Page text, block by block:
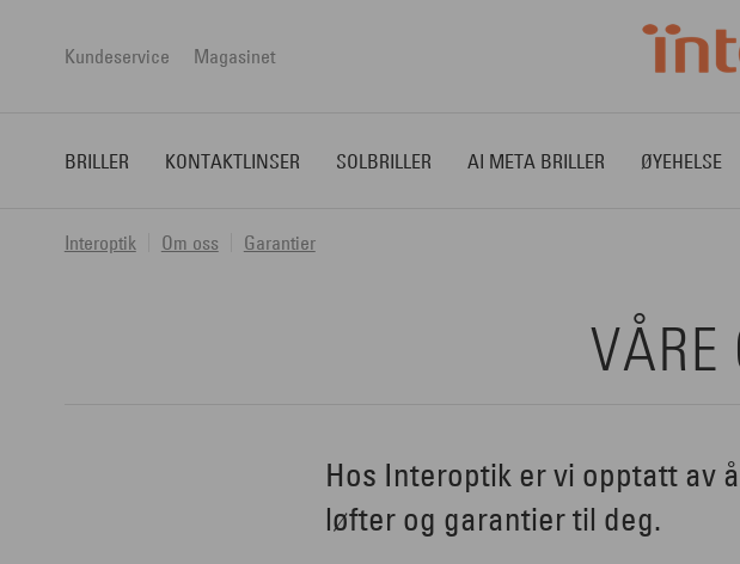
Kundeservice Magasinet
BRILLER KONTAKTLINSER SOLBRILLER AI META BRILLER ØYEHELSE
Interoptik Om oss Garantier
VÅRE
Hos Interoptik er vi opptatt av
løfter og garantier til deg.